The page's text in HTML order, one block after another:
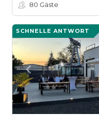
80 Gäste
SCHNELLE ANTWORT